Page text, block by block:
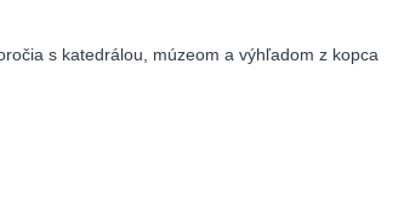
s katedrálou, múzeom a výhľadom z kopca